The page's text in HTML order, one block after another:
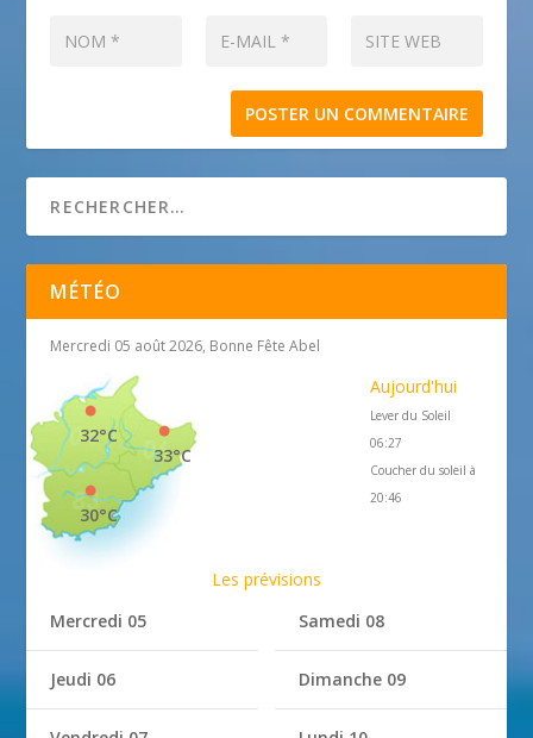
MÉTÉO
Mercredi 05 août 2026, Bonne Fête Abel
33°C
32°C
30°C
Aujourd'hui
Lever du Soleil
06:27
Coucher du soleil à
20:46
Les prévisions
Mercredi 05
Jeudi 06
Samedi 08
Dimanche 09